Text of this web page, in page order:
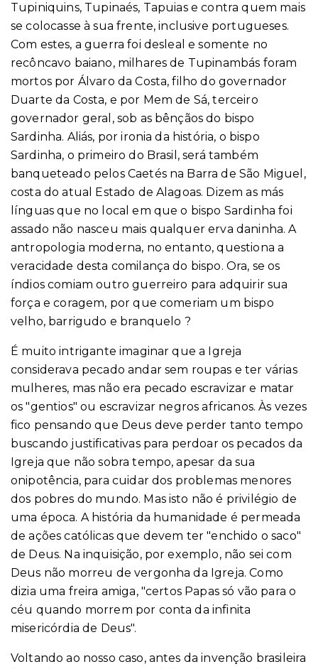
Tupiniquins, Tupinaés, Tapuias e contra quem mais
se colocasse à sua frente, inclusive portugueses.
Com estes, a guerra foi desleal e somente no
recôncavo baiano, milhares de Tupinambás foram
mortos por Álvaro da Costa, filho do governador
Duarte da Costa, e por Mem de Sá, terceiro
governador geral, sob as bênçãos do bispo
Sardinha. Aliás, por ironia da história, o bispo
Sardinha, o primeiro do Brasil, será também
banqueteado pelos Caetés na Barra de São Miguel,
costa do atual Estado de Alagoas. Dizem as más
línguas que no local em que o bispo Sardinha foi
assado não nasceu mais qualquer erva daninha. A
antropologia moderna, no entanto, questiona a
veracidade desta comilança do bispo. Ora, se os
índios comiam outro guerreiro para adquirir sua
força e coragem, por que comeriam um bispo
velho, barrigudo e branquelo ?
É muito intrigante imaginar que a Igreja
considerava pecado andar sem roupas e ter várias
mulheres, mas não era pecado escravizar e matar
os "gentios" ou escravizar negros africanos. Às vezes
fico pensando que Deus deve perder tanto tempo
buscando justificativas para perdoar os pecados da
Igreja que não sobra tempo, apesar da sua
onipotência, para cuidar dos problemas menores
dos pobres do mundo. Mas isto não é privilégio de
uma época. A história da humanidade é permeada
de ações católicas que devem ter "enchido o saco"
de Deus. Na inquisição, por exemplo, não sei com
Deus não morreu de vergonha da Igreja. Como
dizia uma freira amiga, "certos Papas só vão para o
céu quando morrem por conta da infinita
misericórdia de Deus".
Voltando ao nosso caso, antes da invenção brasileira